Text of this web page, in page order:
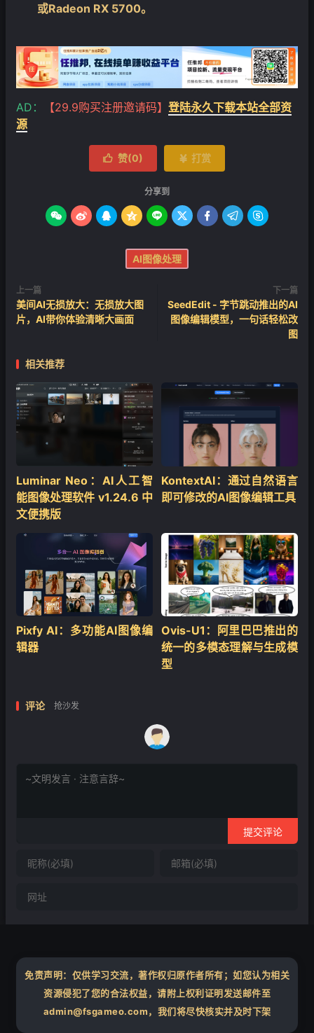
或Radeon RX 5700。
AD： 【29.9购买注册邀请码】 登陆永久下载本站全部资
源
 赞(0)  打赏
分享到
        
AI图像处理
上一篇
美间AI无损放大：无损放大图
片，AI带你体验清晰大画面
下一篇
SeedEdit - 字节跳动推出的AI
图像编辑模型，一句话轻松改
图
相关推荐
Luminar Neo：AI人工智
能图像处理软件 v1.24.6 中
文便携版
KontextAI：通过自然语言
即可修改的AI图像编辑工具
Pixfy AI：多功能AI图像编
辑器
Ovis-U1：阿里巴巴推出的
统一的多模态理解与生成模
型
评论 抢沙发
提交评论
免责声明：仅供学习交流，著作权归原作者所有；如您认为相关
资源侵犯了您的合法权益，请附上权利证明发送邮件至
admin@fsgameo.com，我们将尽快核实并及时下架